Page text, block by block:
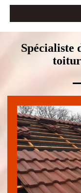
Spécialiste